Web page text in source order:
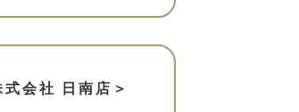
会社 日南店＞